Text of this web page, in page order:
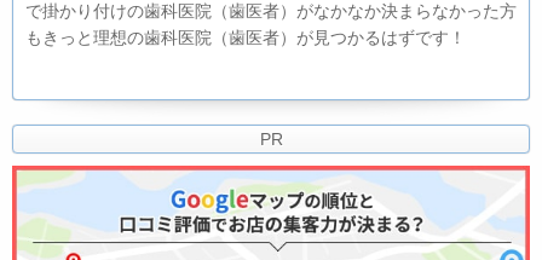
で掛かり付けの歯科医院（歯医者）がなかなか決まらなかった方
もきっと理想の歯科医院（歯医者）が見つかるはずです！
PR